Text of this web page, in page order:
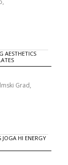
AESTHETICS
Grad,
HI ENERGY